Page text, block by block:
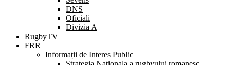
DNS
Oficiali
Divizia A
RugbyTV
FRR
Informații de Interes Public